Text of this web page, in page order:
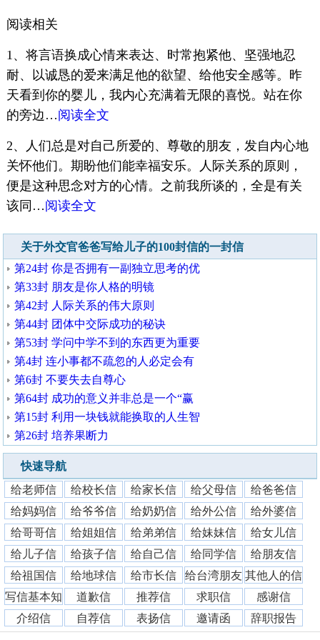
阅读相关
1、将言语换成心情来表达、时常抱紧他、坚强地忍
耐、以诚恳的爱来满足他的欲望、给他安全感等。昨
天看到你的婴儿，我内心充满着无限的喜悦。站在你
的旁边…阅读全文
2、人们总是对自己所爱的、尊敬的朋友，发自内心地
关怀他们。期盼他们能幸福安乐。人际关系的原则，
便是这种思念对方的心情。之前我所谈的，全是有关
该同…阅读全文
关于外交官爸爸写给儿子的100封信的一封信
第24封 你是否拥有一副独立思考的优
第33封 朋友是你人格的明镜
第42封 人际关系的伟大原则
第44封 团体中交际成功的秘诀
第53封 学问中学不到的东西更为重要
第4封 连小事都不疏忽的人必定会有
第6封 不要失去自尊心
第64封 成功的意义并非总是一个“赢
第15封 利用一块钱就能换取的人生智
第26封 培养果断力
快速导航
给老师信 给校长信 给家长信 给父母信
给爸爸信
给妈妈信
给爷爷信 给奶奶信 给外公信
给外婆信
给哥哥信
给姐姐信 给弟弟信 给妹妹信
给女儿信
给儿子信
给孩子信 给自己信 给同学信
给朋友信
给祖国信
给地球信 给市长信 给台湾朋友 其他人的信
写信基本知
识
道歉信 推荐信 求职信
感谢信
介绍信
自荐信 表扬信 邀请函 辞职报告